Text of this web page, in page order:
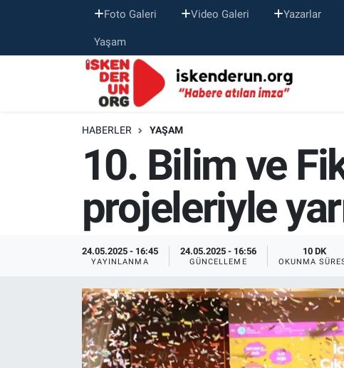
Foto Galeri Video Galeri Yazarlar
Yaşam
HABERLER YAŞAM
10. Bilim ve
projeleriyle
24.05.2025 - 16:45
YAYINLANMA
24.05.2025 - 16:56
GÜNCELLEME
10 DK
OKUNMA